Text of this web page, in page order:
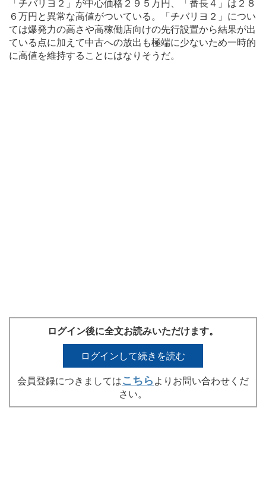
「チバリヨ２」が中心価格２９５万円、「番長４」は２８
６万円と異常な高値がついている。「チバリヨ２」につい
ては爆発力の高さや高稼働店向けの先行設置から結果が出
ている点に加えて中古への放出も極端に少ないため一時的
に高値を維持することにはなりそうだ。
ログイン後に全文お読みいただけます。
ログインして続きを読む
会員登録につきましてはこちら よりお問い合わせくだ
さい。